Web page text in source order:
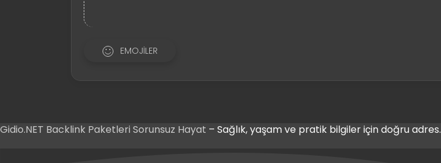
EMOJILER
Gidio.NET Backlink Paketleri Sorunsuz Hayat – Sağlık, yaşam ve pratik bilgiler için doğru adres.